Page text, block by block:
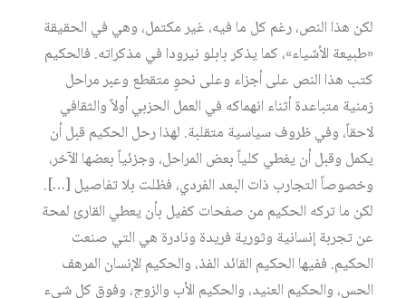
لكن هذا النص، رغم كل ما فيه، غير مكتمل، وهي في الحقيقة
«طبيعة الأشياء»، كما يذكر بابلو نيرودا في مذكراته. فالحكيم
كتب هذا النص على أجزاء وعلى نحوٍ متقطع وعبر مراحل
زمنية متباعدة أثناء انهماكه في العمل الحزبي أولاً والثقافي
لاحقاً، وفي ظروف سياسية متقلبة. لهذا رحل الحكيم قبل أن
يكمل وقبل أن يغطي كلياً بعض المراحل، وجزئياً بعضها الآخر،
وخصوصاً التجارب ذات البعد الفردي، فظلت بلا تفاصيل […].
لكن ما تركه الحكيم من صفحات كفيل بأن يعطي القارئ لمحة
عن تجربة إنسانية وثورية فريدة ونادرة هي التي صنعت
الحكيم. ففيها الحكيم القائد الفذ، والحكيم الإنسان المرهف
الحس، والحكيم العنيد، والحكيم الأب والزوج، وفوق كل شيء